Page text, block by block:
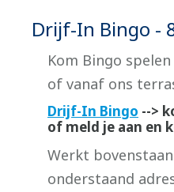
Drijf-In Bingo -
Kom Bingo
of vanaf ons
Drijf-In Bingo -->
of meld je aan en
Werkt
onderstaand